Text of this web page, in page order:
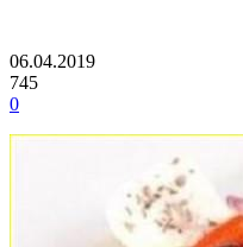
06.04.2019
745
0